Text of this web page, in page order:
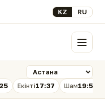
Select your
KZ RU
Мәзір
Екінті17:37 Шам19:58